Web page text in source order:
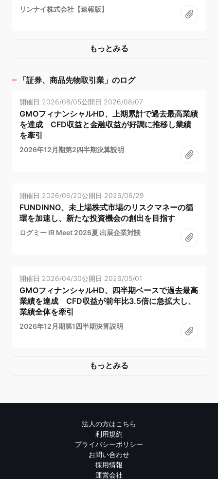
リンナイ株式会社【速報版】
もっとみる
「証券、商品先物取引業 」のログ
開催日 2026/08/05公開日 2026/08/07
GMOフィナンシャルHD、上期累計で過去最高業績
を達成 CFD収益と金融収益が好調に推移し業績
を牽引
2026年12月期第2四半期決算説明
開催日 2026/06/20公開日 2026/06/29
FUNDINNO、未上場株式市場のリスクマネーの循
環を加速し、新たな投資機会の創出を目指す
ログミー IR Meet 2026夏 出展企業対談
開催日 2026/04/30公開日 2026/05/01
GMOフィナンシャルHD、四半期ベースで過去最高
業績を達成 CFD収益が前年比3.5倍に急拡大し、
業績全体を牽引
2026年12月期第1四半期決算説明
もっとみる
法人の方はこちら
利用規約
プライバシーポリシー
お問い合わせ
採用情報
運営会社